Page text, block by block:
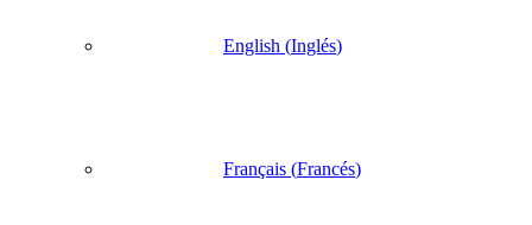
English (Inglés)
Français (Francés)